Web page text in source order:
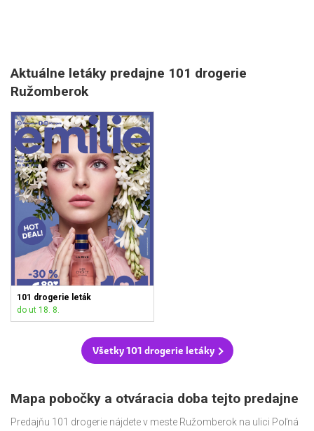
Aktuálne letáky predajne 101 drogerie
Ružomberok
101 drogerie leták
do ut 18. 8.
Všetky 101 drogerie letáky
Mapa pobočky a otváracia doba tejto predajne
Predajňu 101 drogerie nájdete v meste Ružomberok na ulici Poľná